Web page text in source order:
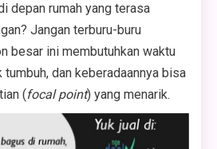
depan rumah yang terasa
Jangan terburu-buru
besar ini membutuhkan waktu
tumbuh, dan keberadaannya bisa
(focal point) yang menarik.